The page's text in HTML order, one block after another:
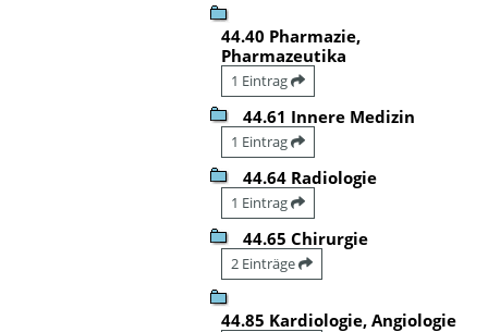
44.40 Pharmazie,
Pharmazeutika
1 Eintrag
44.61 Innere Medizin
1 Eintrag
44.64 Radiologie
1 Eintrag
44.65 Chirurgie
2 Einträge
44.85 Kardiologie, Angiologie